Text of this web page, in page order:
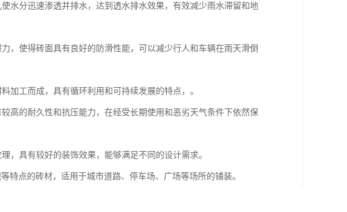
水分迅速渗透并排水，达到透水排水效果，有效减少雨水滞留和地
，使得砖面具有良好的防滑性能，可以减少行人和车辆在雨天滑倒
加工而成，具有循环利用和可持续发展的特点，。
高的耐久性和抗压能力，在经受长期使用和恶劣天气条件下依然保
，具有较好的装饰效果，能够满足不同的设计需求。
特点的砖材，适用于城市道路、停车场、广场等场所的铺装。